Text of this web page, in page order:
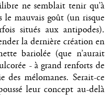
ne semblait tenir qu’à
le mauvais goût (un risque
situés aux antipodes).
la dernière création en
bariolée (que n’aurait
- à grand renforts de
mélomanes. Serait-ce
leur concept au-delà